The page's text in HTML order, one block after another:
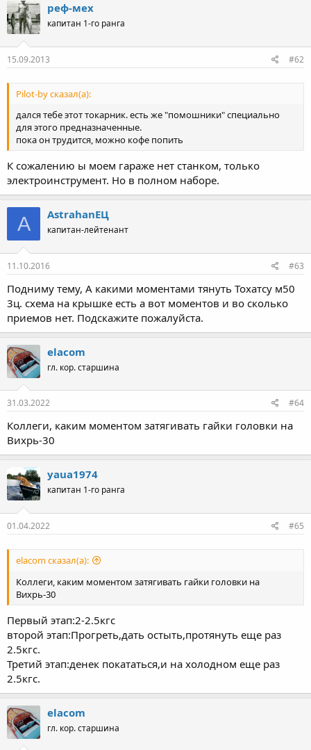
реф-мех
капитан 1-го ранга
15.09.2013 #62
Pilot-by сказал(а):
дался тебе этот токарник. есть же "помошники" специально
для этого предназначенные.
пока он трудится, можно кофе попить
К сожалению ы моем гараже нет станком, только
электроинструмент. Но в полном наборе.
A AstrahanЕЦ
капитан-лейтенант
11.10.2016 #63
Подниму тему, А какими моментами тянуть Тохатсу м50
3ц. схема на крышке есть а вот моментов и во сколько
приемов нет. Подскажите пожалуйста.
elacom
гл. кор. старшина
31.03.2022 #64
Коллеги, каким моментом затягивать гайки головки на
Вихрь-30
yaua1974
капитан 1-го ранга
01.04.2022 #65
elacom сказал(а):
Коллеги, каким моментом затягивать гайки головки на
Вихрь-30
Первый этап:2-2.5кгс
второй этап:Прогреть,дать остыть,протянуть еще раз
2.5кгс.
Третий этап:денек покататься,и на холодном еще раз
2.5кгс.
elacom
гл. кор. старшина